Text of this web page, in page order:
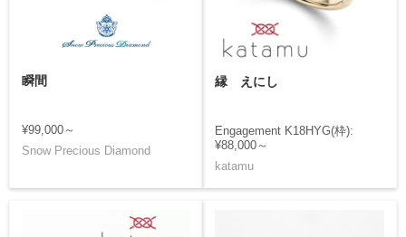
瞬間
¥99,000～
Snow Precious Diamond
縁 えにし
Engagement K18HYG(枠):
¥88,000～
katamu